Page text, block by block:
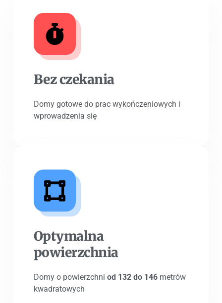
Bez czekania
Domy gotowe do prac wykończeniowych i
wprowadzenia się
Optymalna
powierzchnia
Domy o powierzchni od 132 do 146 metrów
kwadratowych